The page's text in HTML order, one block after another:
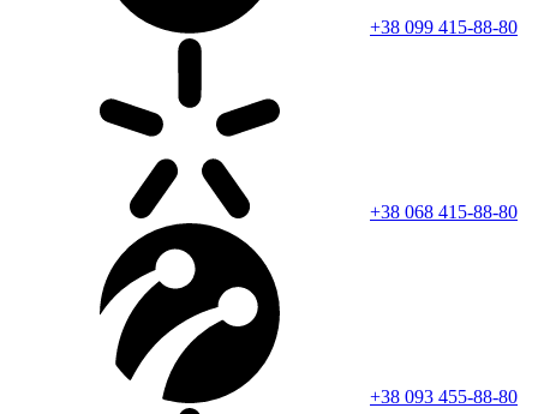
+38 099 415-88-80
+38 068 415-88-80
+38 093 455-88-80